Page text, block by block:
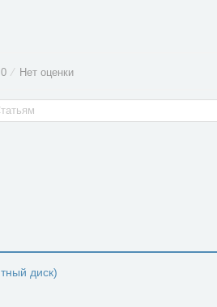
0 ⁄ Нет оценки
диск)